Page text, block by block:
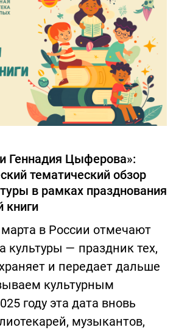
Геннадия Цыферова»:
тематический обзор
в рамках празднования
книги
в России отмечают
культуры — праздник тех,
и передает дальше
культурным
году эта дата вновь
музыкантов,